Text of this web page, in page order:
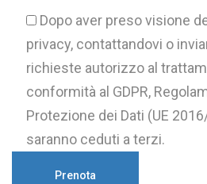
Dopo aver preso visione
privacy, contattandovi o
richieste autorizzo al
conformità al GDPR,
Protezione dei Dati (UE
saranno ceduti a terzi.